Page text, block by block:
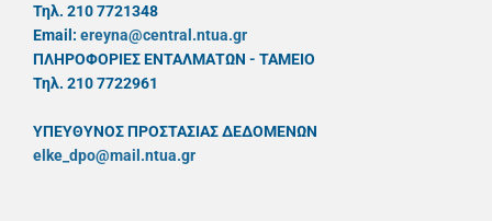
Τηλ. 210 7721348
Email: ereyna@central.ntua.gr
ΠΛΗΡΟΦΟΡΙΕΣ ΕΝΤΑΛΜΑΤΩΝ - ΤΑΜΕΙΟ
Τηλ. 210 7722961
ΥΠΕΥΘYΝΟΣ ΠΡΟΣΤΑΣΙΑΣ ΔΕΔΟΜΕΝΩΝ
elke_dpo@mail.ntua.gr